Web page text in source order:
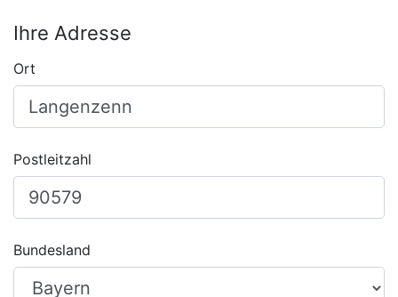
Ihre Adresse
Ort
Postleitzahl
Bundesland